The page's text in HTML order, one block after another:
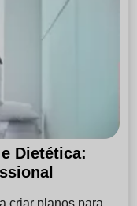
Dietética: